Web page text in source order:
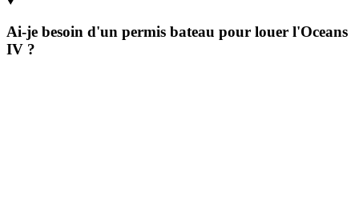
Ai-je besoin d'un permis bateau pour louer l'Oceans
IV ?